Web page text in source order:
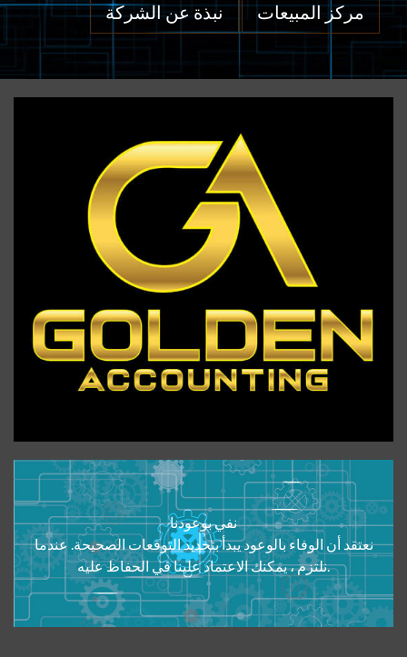
نبذة عن الشركة مركز المبيعات
نفي بوعودنا
نعتقد أن الوفاء بالوعود يبدأ بتحديد التوقعات الصحيحة. عندما
نلتزم ، يمكنك الاعتماد علينا في الحفاظ عليه.